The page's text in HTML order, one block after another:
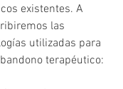
existentes. A
las
utilizadas para
terapéutico: